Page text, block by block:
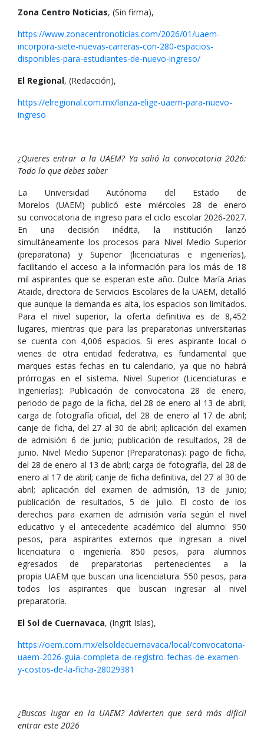
Zona Centro Noticias, (Sin firma),
https://www.zonacentronoticias.com/2026/01/uaem-
incorpora-siete-nuevas-carreras-con-280-espacios-
disponibles-para-estudiantes-de-nuevo-ingreso/
El Regional, (Redacción),
https://elregional.com.mx/lanza-elige-uaem-para-nuevo-
ingreso
¿Quieres entrar a la UAEM? Ya salió la convocatoria 2026:
Todo lo que debes saber
La Universidad Autónoma del Estado de
Morelos (UAEM) publicó este miércoles 28 de enero
su convocatoria de ingreso para el ciclo escolar 2026-2027.
En una decisión inédita, la institución lanzó
simultáneamente los procesos para Nivel Medio Superior
(preparatoria) y Superior (licenciaturas e ingenierías),
facilitando el acceso a la información para los más de 18
mil aspirantes que se esperan este año. Dulce María Arias
Ataide, directora de Servicios Escolares de la UAEM, detalló
que aunque la demanda es alta, los espacios son limitados.
Para el nivel superior, la oferta definitiva es de 8,452
lugares, mientras que para las preparatorias universitarias
se cuenta con 4,006 espacios. Si eres aspirante local o
vienes de otra entidad federativa, es fundamental que
marques estas fechas en tu calendario, ya que no habrá
prórrogas en el sistema. Nivel Superior (Licenciaturas e
Ingenierías): Publicación de convocatoria 28 de enero,
periodo de pago de la ficha, del 28 de enero al 13 de abril,
carga de fotografía oficial, del 28 de enero al 17 de abril;
canje de ficha, del 27 al 30 de abril; aplicación del examen
de admisión: 6 de junio; publicación de resultados, 28 de
junio. Nivel Medio Superior (Preparatorias): pago de ficha,
del 28 de enero al 13 de abril; carga de fotografía, del 28 de
enero al 17 de abril; canje de ficha definitiva, del 27 al 30 de
abril; aplicación del examen de admisión, 13 de junio;
publicación de resultados, 5 de julio. El costo de los
derechos para examen de admisión varía según el nivel
educativo y el antecedente académico del alumno: 950
pesos, para aspirantes externos que ingresan a nivel
licenciatura o ingeniería. 850 pesos, para alumnos
egresados de preparatorias pertenecientes a la
propia UAEM que buscan una licenciatura. 550 pesos, para
todos los aspirantes que buscan ingresar al nivel
preparatoria.
El Sol de Cuernavaca, (Ingrit Islas),
https://oem.com.mx/elsoldecuernavaca/local/convocatoria-
uaem-2026-guia-completa-de-registro-fechas-de-examen-
y-costos-de-la-ficha-28029381
¿Buscas lugar en la UAEM? Advierten que será más difícil
entrar este 2026